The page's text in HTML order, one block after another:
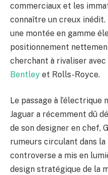
commerciaux et les
connaître un creux inédit.
une montée en gamme
positionnement
cherchant à rivaliser avec
Bentley et Rolls-Royce.
Le passage à l’électrique
Jaguar a récemment dû
de son designer en chef,
rumeurs circulant dans la
controverse a mis en
design stratégique de la